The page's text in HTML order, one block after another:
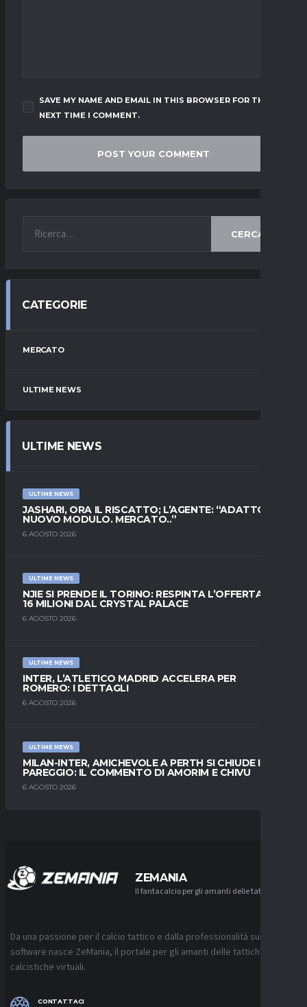
SAVE MY NAME AND EMAIL IN THIS BROWSER FOR THE
NEXT TIME I COMMENT.
CERCA
CATEGORIE
MERCATO
ULTIME NEWS
ULTIME NEWS
ULTIME NEWS
JASHARI, ORA IL RISCATTO; L’AGENTE: “ADATTO AL
NUOVO MODULO. MERCATO..”
6 AGOSTO 2026
ULTIME NEWS
NJIE SI PRENDE IL TORINO: RESPINTA L’OFFERTA DI
16 MILIONI DAL CRYSTAL PALACE
6 AGOSTO 2026
ULTIME NEWS
INTER, L’ATLETICO MADRID ACCELERA PER
ROMERO: I DETTAGLI
6 AGOSTO 2026
ULTIME NEWS
MILAN-INTER, AMICHEVOLE A PERTH SI CHIUDE IN
PAREGGIO: IL COMMENTO DI AMORIM E CHIVU
6 AGOSTO 2026
ZEMANIA
Il fantacalcio per gli amanti delle tattiche
Da una passione per il calcio tattico e dalla professionalità sui
software nasce ZeMania, il portale per gli amanti delle tattiche
calcistiche virtuali.
CONTATTACI